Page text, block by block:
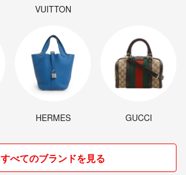
VUITTON
HERMES GUCCI
すべてのブランドを見る